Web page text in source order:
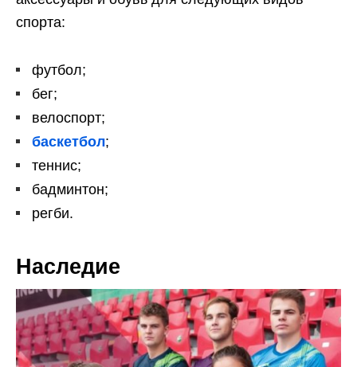
спорта:
футбол;
бег;
велоспорт;
баскетбол;
теннис;
бадминтон;
регби.
Наследие